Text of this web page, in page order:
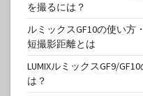
を撮るには？
ルミックスGF10の使い方
短撮影距離とは
LUMIXルミックスGF9/
は？